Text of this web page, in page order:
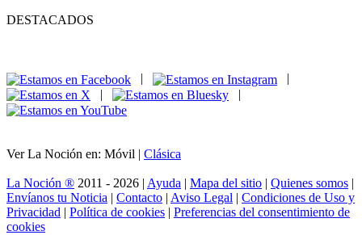
DESTACADOS
|
|
Ver La Noción en: Móvil | Clásica
La Noción ® 2011 - 2026 | Ayuda | Mapa del sitio | Quienes somos |
Envíanos tu Noticia | Contacto | Aviso Legal | Condiciones de Uso y
Privacidad | Política de cookies | Preferencias del consentimiento de
cookies